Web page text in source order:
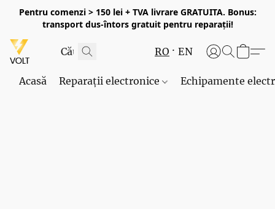
Pentru comenzi > 150 lei + TVA livrare GRATUITA. Bonus:
transport dus-întors gratuit pentru reparații!
RO EN
Acasă Reparații electronice Echipamente